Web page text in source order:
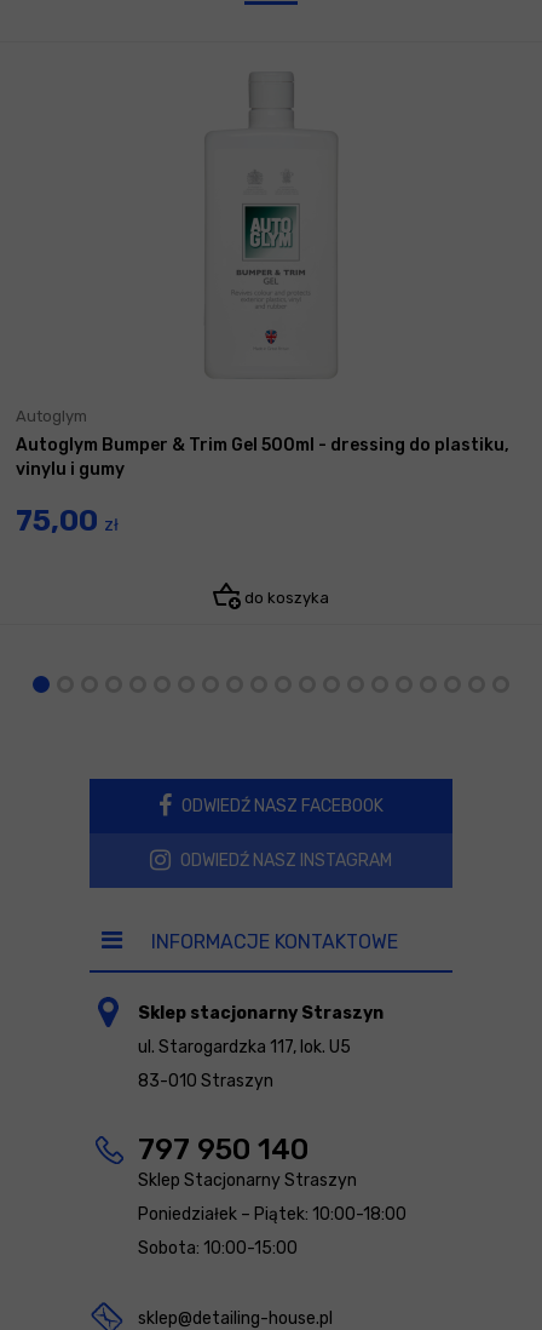
Autoglym
Autoglym Bumper & Trim Gel 500ml - dressing do plastiku,
vinylu i gumy
75,00 zł
do koszyka
ODWIEDŹ NASZ FACEBOOK
ODWIEDŹ NASZ INSTAGRAM
INFORMACJE KONTAKTOWE
Sklep stacjonarny Straszyn
ul. Starogardzka 117, lok. U5
83-010 Straszyn
797 950 140
Sklep Stacjonarny Straszyn
Poniedziałek – Piątek: 10:00-18:00
Sobota: 10:00-15:00
sklep@detailing-house.pl